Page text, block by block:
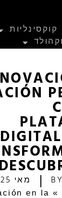
קוקסינליות
BY מאי 25, 2025
»
en la